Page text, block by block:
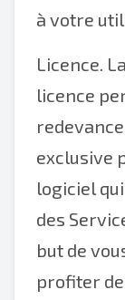
à votre
Licence.
licence
exclusive
logiciel
des
but de
profiter